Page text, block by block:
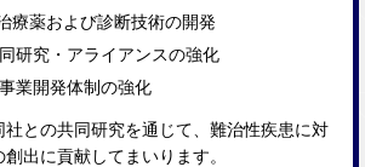
療薬および診断技術の開発
研究・アライアンスの強化
業開発体制の強化
との共同研究を通じて、難治性疾患に対
出に貢献してまいります。